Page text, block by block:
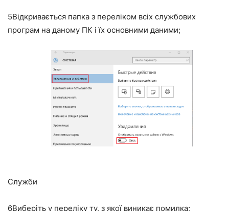
5Відкривається папка з переліком всіх службових
програм на даному ПК і їх основними даними;
Служби
6Виберіть у переліку ту, з якої виникає помилка;